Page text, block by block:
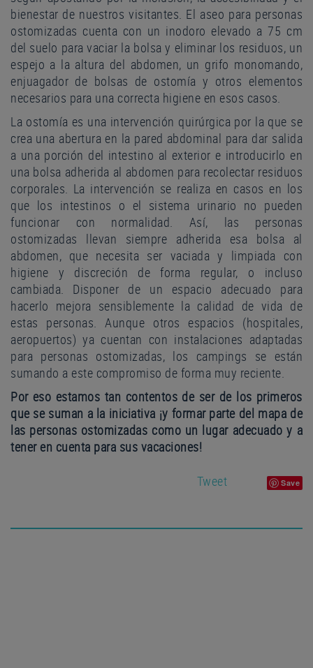
bienestar de nuestros visitantes. El aseo para personas
ostomizadas cuenta con un inodoro elevado a 75 cm
del suelo para vaciar la bolsa y eliminar los residuos, un
espejo a la altura del abdomen, un grifo monomando,
enjuagador de bolsas de ostomía y otros elementos
necesarios para una correcta higiene en esos casos.
La ostomía es una intervención quirúrgica por la que se
crea una abertura en la pared abdominal para dar salida
a una porción del intestino al exterior e introducirlo en
una bolsa adherida al abdomen para recolectar residuos
corporales. La intervención se realiza en casos en los
que los intestinos o el sistema urinario no pueden
funcionar con normalidad. Así, las personas
ostomizadas llevan siempre adherida esa bolsa al
abdomen, que necesita ser vaciada y limpiada con
higiene y discreción de forma regular, o incluso
cambiada. Disponer de un espacio adecuado para
hacerlo mejora sensiblemente la calidad de vida de
estas personas. Aunque otros espacios (hospitales,
aeropuertos) ya cuentan con instalaciones adaptadas
para personas ostomizadas, los campings se están
sumando a este compromiso de forma muy reciente.
Por eso estamos tan contentos de ser de los primeros
que se suman a la iniciativa ¡y formar parte del mapa de
las personas ostomizadas como un lugar adecuado y a
tener en cuenta para sus vacaciones!
Tweet Save